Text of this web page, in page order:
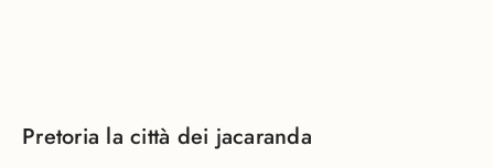
Pretoria la città dei jacaranda